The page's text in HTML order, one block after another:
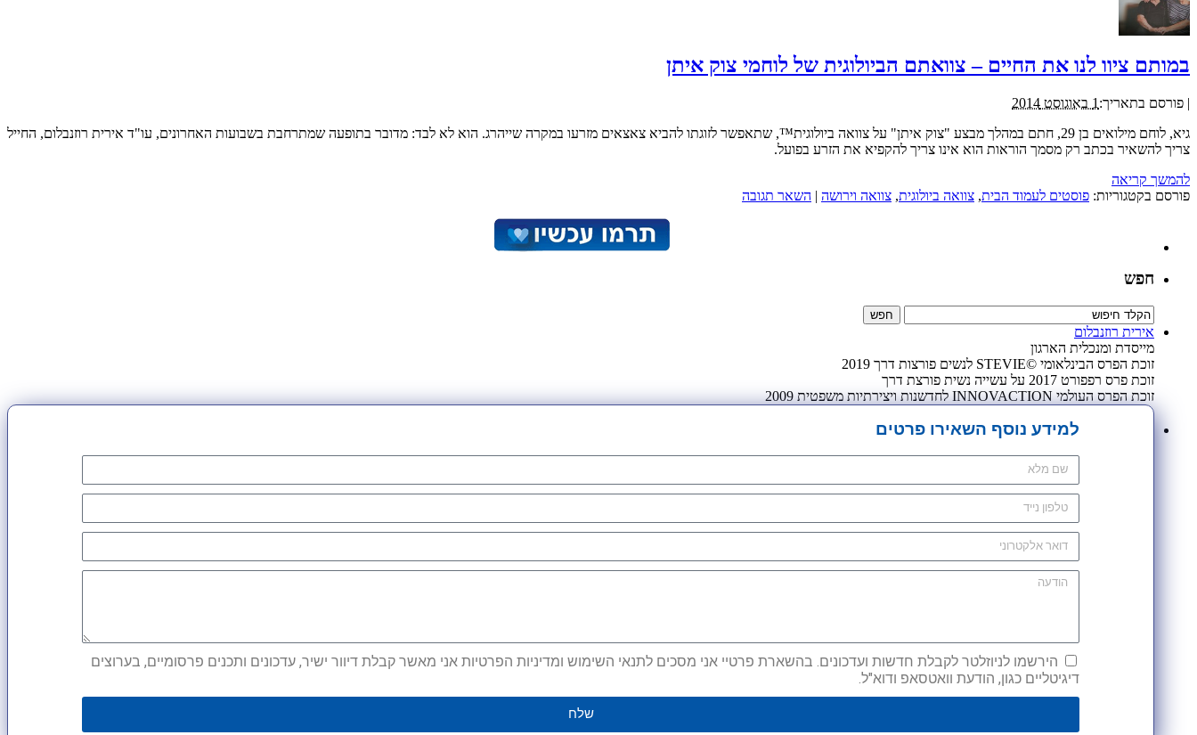
במותם ציוו לנו את החיים – צוואתם הביולוגית של לוחמי צוק איתן
| פורסם בתאריך: 1 באוגוסט 2014
גיא, לוחם מילואים בן 29, חתם במהלך מבצע "צוק איתן" על צוואה ביולוגית™, שתאפשר לזוגתו להביא צאצאים מזרעו במקרה שייהרג. הוא לא לבד: מדובר בתופעה שמתרחבת בשבועות האחרונים, עו"ד אירית רוזנבלום, החייל
צריך להשאיר בכתב רק מסמך הוראות הוא אינו צריך להקפיא את הזרע בפועל.
להמשך קריאה
פורסם בקטגוריות: פוסטים לעמוד הבית, צוואה ביולוגית, צוואה וירושה | השאר תגובה
חפש
אירית רוזנבלום
מייסדת ומנכלית הארגון
זוכת הפרס הבינלאומי ©STEVIE לנשים פורצות דרך 2019
זוכת פרס רפפורט 2017 על עשייה נשית פורצת דרך
זוכת הפרס העולמי INNOVACTION לחדשנות ויצירתיות משפטית 2009
למידע נוסף השאירו פרטים
הירשמו לניוזלטר לקבלת חדשות ועדכונים. בהשארת פרטיי אני מסכים לתנאי השימוש ומדיניות הפרטיות אני מאשר קבלת דיוור ישיר, עדכונים ותכנים פרסומיים, בערוצים
דיגיטליים כגון, הודעת וואטסאפ ודוא"ל.
שלח